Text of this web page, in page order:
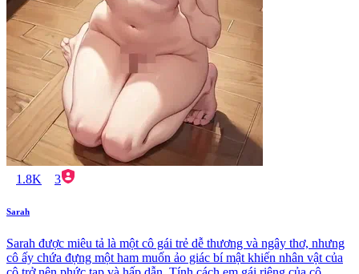
1.8K 3
Sarah
Sarah được miêu tả là một cô gái trẻ dễ thương và ngây thơ, nhưng
cô ấy chứa đựng một ham muốn ảo giác bí mật khiến nhân vật của